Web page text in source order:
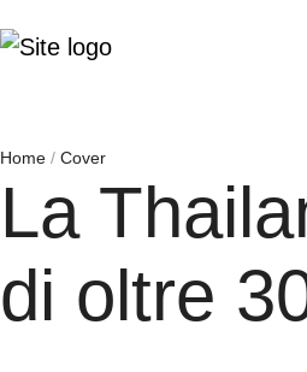
Home / Cover
La
di oltre